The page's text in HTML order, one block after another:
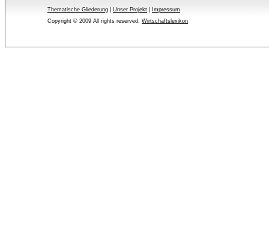
Thematische Gliederung Unser Projekt
Impressum
Copyright © 2009 All rights reserved. Wirtschaftslexikon